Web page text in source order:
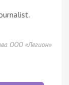
ООО «Легион»